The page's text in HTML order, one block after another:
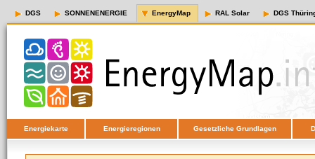
DGS SONNENENERGIE EnergyMap RAL Solar DGS
Energiekarte Energieregionen Gesetzliche Grundlagen